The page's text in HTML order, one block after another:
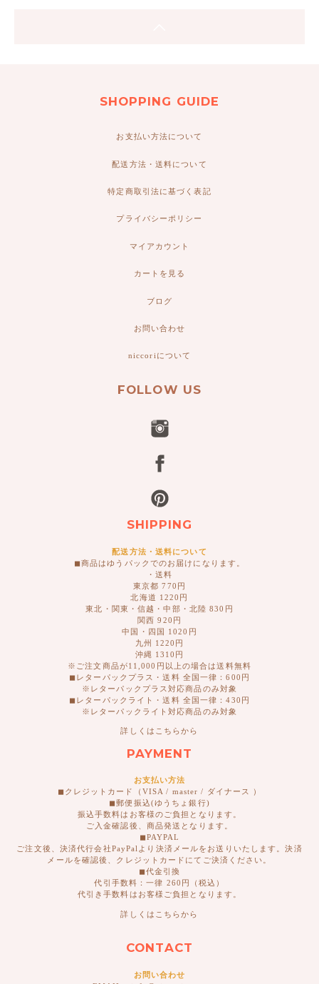
SHOPPING GUIDE
お支払い方法について
配送方法・送料について
特定商取引法に基づく表記
プライバシーポリシー
マイアカウント
カートを見る
ブログ
お問い合わせ
niccoriについて
FOLLOW US
SHIPPING
配送方法・送料について
◼︎商品はゆうパックでのお届けになります。
・送料
東京都 770円
北海道 1220円
東北・関東・信越・中部・北陸 830円
関西 920円
中国・四国 1020円
九州 1220円
沖縄 1310円
※ご注文商品が11,000円以上の場合は送料無料
◼︎レターパックプラス・送料 全国一律：600円
※レターパックプラス対応商品のみ対象
◼︎レターパックライト・送料 全国一律：430円
※レターパックライト対応商品のみ対象
詳しくはこちらから
PAYMENT
お支払い方法
◼︎クレジットカード（VISA / master / ダイナース ）
◼︎郵便振込(ゆうちょ銀行)
振込手数料はお客様のご負担となります。
ご入金確認後、商品発送となります。
◼︎PAYPAL
ご注文後、決済代行会社PayPalより決済メールをお送りいたします。決済
メールを確認後、クレジットカードにてご決済ください。
◼︎代金引換
代引手数料：一律 260円（税込）
代引き手数料はお客様ご負担となります。
詳しくはこちらから
CONTACT
お問い合わせ